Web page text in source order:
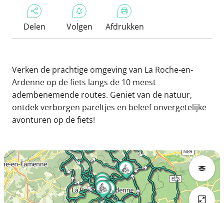
Delen Volgen Afdrukken
Verken de prachtige omgeving van La Roche-en-
Ardenne op de fiets langs de 10 meest
adembenemende routes. Geniet van de natuur,
ontdek verborgen pareltjes en beleef onvergetelijke
avonturen op de fiets!